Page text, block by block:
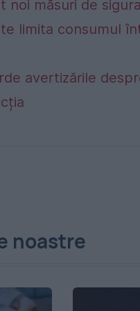
noi măsuri de
limita consumul
avertizările
noastre